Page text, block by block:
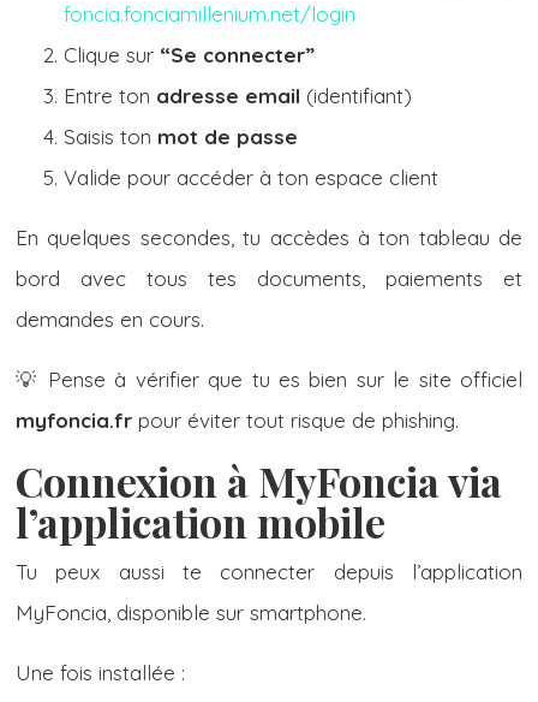
foncia.fonciamillenium.net/login
Clique sur “Se connecter”
Entre ton adresse email (identifiant)
Saisis ton mot de passe
Valide pour accéder à ton espace client
En quelques secondes, tu accèdes à ton tableau de
bord avec tous tes documents, paiements et
demandes en cours.
💡 Pense à vérifier que tu es bien sur le site officiel
myfoncia.fr pour éviter tout risque de phishing.
Connexion à MyFoncia via
l’application mobile
Tu peux aussi te connecter depuis l’application
MyFoncia, disponible sur smartphone.
Une fois installée :